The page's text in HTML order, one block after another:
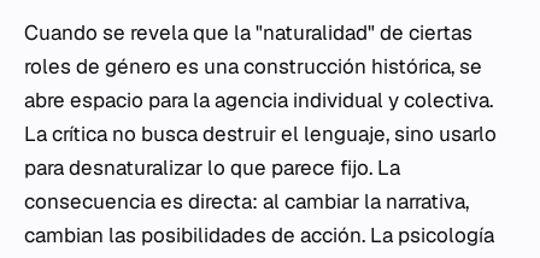
Cuando se revela que la "naturalidad" de ciertas
roles de género es una construcción histórica, se
abre espacio para la agencia individual y colectiva.
La crítica no busca destruir el lenguaje, sino usarlo
para desnaturalizar lo que parece fijo. La
consecuencia es directa: al cambiar la narrativa,
cambian las posibilidades de acción. La psicología